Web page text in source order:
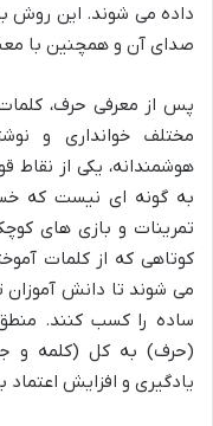
داده می شوند. این روش
صدای آن و همچنین با
پس از معرفی حرف،
مختلف خوانداری و
هوشمندانه، یکی از نقاط
به گونه ای نیست که
تمرینات و بازی های
کوتاهی که از کلمات
می شوند تا دانش آموزان
ساده را کسب کنند.
(حرف) به کل (کلمه و
یادگیری و افزایش